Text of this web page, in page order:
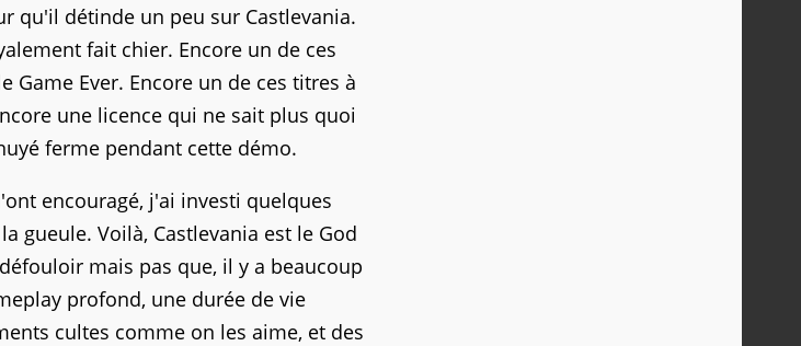
qu'il détinde un peu sur Castlevania.
fait chier. Encore un de ces
Ever. Encore un de ces titres à
une licence qui ne sait plus quoi
ferme pendant cette démo.
encouragé, j'ai investi quelques
gueule. Voilà, Castlevania est le God
mais pas que, il y a beaucoup
profond, une durée de vie
cultes comme on les aime, et des